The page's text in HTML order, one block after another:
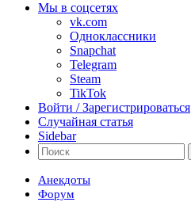
Мы в соцсетях
vk.com
Одноклассники
Snapchat
Telegram
Steam
TikTok
Войти / Зарегистрироваться
Случайная статья
Sidebar
Анекдоты
Форум